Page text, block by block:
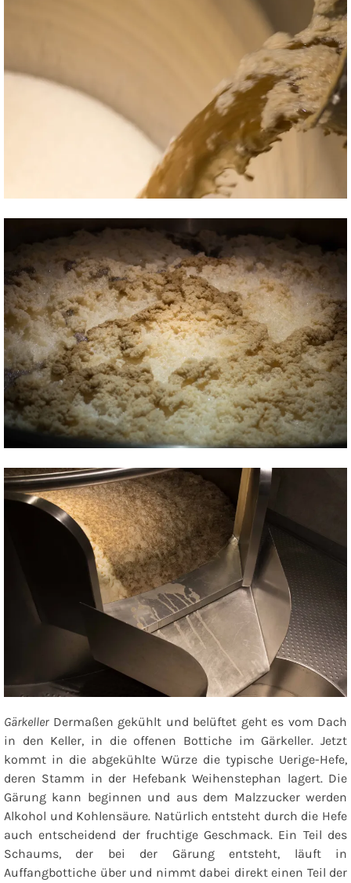
GärkellerDermaßen gekühlt und belüftet geht es vom Dach
in den Keller, in die offenen Bottiche im Gärkeller. Jetzt
kommt in die abgekühlte Würze die typische Uerige-Hefe,
deren Stamm in der Hefebank Weihenstephan lagert. Die
Gärung kann beginnen und aus dem Malzzucker werden
Alkohol und Kohlensäure. Natürlich entsteht durch die Hefe
auch entscheidend der fruchtige Geschmack. Ein Teil des
Schaums, der bei der Gärung entsteht, läuft in
Auffangbottiche über und nimmt dabei direkt einen Teil der